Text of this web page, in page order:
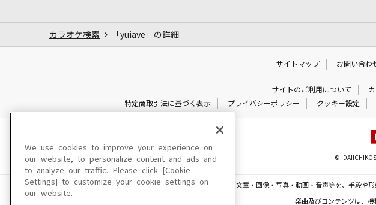
カラオケ検索 「yuiave」の詳細
サイトマップ お問い合わ
サイトのご利用について
特定商取引法に基づく表示
プライバシーポリシー クッキー設定
©
このサイトに掲載されている一切の文章・画像・写真・動画・音声等を、手段や
楽曲及びコンテンツは、機
We use cookies to improve your experience on
our website, to personalize content and ads and
to analyze our traffic. Please click [Cookie
Settings] to customize your cookie settings on
our website.